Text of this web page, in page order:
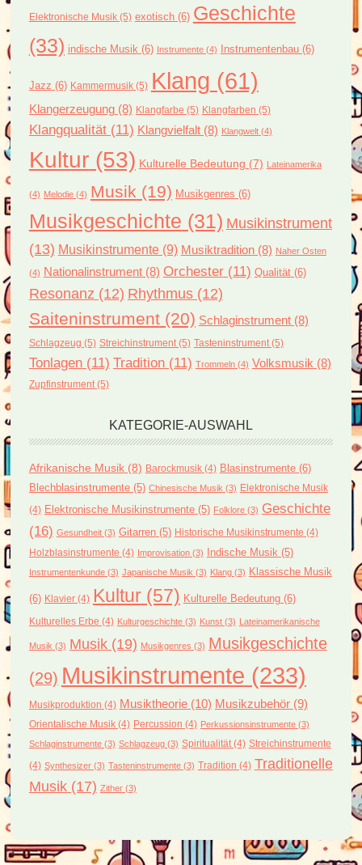
Elektronische Musik(5) exotisch(6) Geschichte
(33) indische Musik (6) Instrumente(4) Instrumentenbau(6)
Jazz (6) Kammermusik(5) Klang (61)
Klangerzeugung(8) Klangfarbe (5) Klangfarben (5)
Klangqualität(11) Klangvielfalt(8) Klangwelt(4)
Kultur(53) Kulturelle Bedeutung (7) Lateinamerika
(4) Melodie(4) Musik (19) Musikgenres (6)
Musikgeschichte (31) Musikinstrument
(13) Musikinstrumente(9) Musiktradition(8) Naher Osten
(4) Nationalinstrument(8) Orchester(11) Qualität(6)
Resonanz (12) Rhythmus(12)
Saiteninstrument(20) Schlaginstrument(8)
Schlagzeug (5) Streichinstrument(5) Tasteninstrument(5)
Tonlagen(11) Tradition(11) Trommeln(4) Volksmusik (8)
Zupfinstrument(5)
KATEGORIE-AUSWAHL
Afrikanische Musik(8) Barockmusik(4) Blasinstrumente(6)
Blechblasinstrumente(5) Chinesische Musik (3) Elektronische Musik
(4) Elektronische Musikinstrumente(5) Folklore(3) Geschichte
(16) Gesundheit(3) Gitarren(5) Historische Musikinstrumente (4)
Holzblasinstrumente (4) Improvisation(3) Indische Musik (5)
Instrumentenkunde(3) Japanische Musik (3) Klang(3) Klassische Musik
(6) Klavier(4) Kultur(57) Kulturelle Bedeutung(6)
Kulturelles Erbe (4) Kulturgeschichte(3) Kunst(3) Lateinamerikanische
Musik (3) Musik(19) Musikgenres (3) Musikgeschichte
(29) Musikinstrumente (233)
Musikproduktion (4) Musiktheorie(10) Musikzubehör(9)
Orientalische Musik(4) Percussion (4) Perkussionsinstrumente(3)
Schlaginstrumente(3) Schlagzeug(3) Spiritualität(4) Streichinstrumente
(4) Synthesizer(3) Tasteninstrumente(3) Tradition (4) Traditionelle
Musik(17) Zither(3)